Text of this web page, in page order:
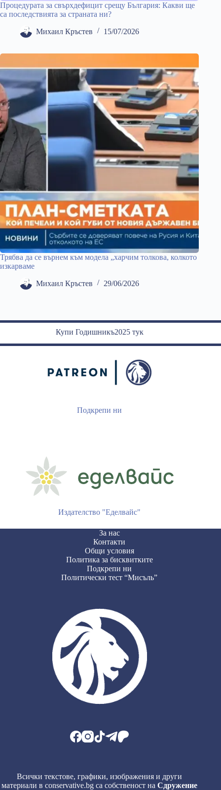
Процедурата за свърхдефицит срещу България: Какви ще
са последствията за страната ни?
Михаил Кръстев 15/07/2026
Трябва да се върнем към модела „харчим толкова, колкото
изкарваме
Михаил Кръстев 29/06/2026
Купи Годишникъ2025 тук
Подкрепи ни
Издателство "Еделвайс"
За нас
Контакти
Общи условия
Политика за бисквитките
Подкрепи ни
Политически тест “Мисъль”
Всички текстове, графики, изображения и други
материали в conservative.bg са собственост наСдружение